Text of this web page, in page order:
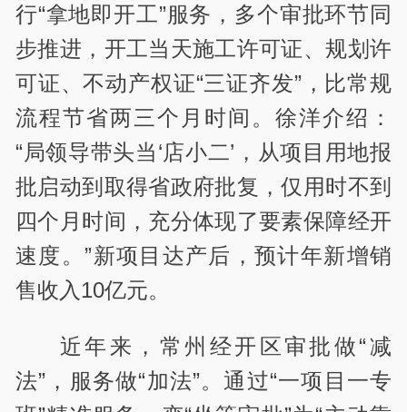
行“拿地即开工”服务，多个审批环节同
步推进，开工当天施工许可证、规划许
可证、不动产权证“三证齐发”，比常规
流程节省两三个月时间。徐洋介绍：
“局领导带头当‘店小二’，从项目用地报
批启动到取得省政府批复，仅用时不到
四个月时间，充分体现了要素保障经开
速度。”新项目达产后，预计年新增销
售收入10亿元。
近年来，常州经开区审批做“减
法”，服务做“加法”。通过“一项目一专